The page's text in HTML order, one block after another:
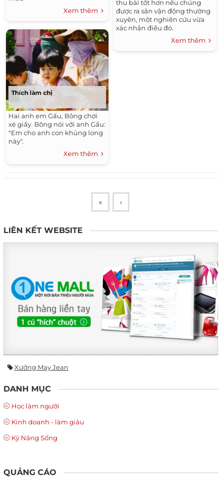
Xem thêm
Thích làm chị
Hai anh em Gấu, Bông chơi
xé giấy. Bông nói với anh Gấu:
"Em cho anh con khủng long
này".
Xem thêm
thu bài tốt hơn nếu chúng
được ra sân vận động thường
xuyên, một nghiên cứu vừa
xác nhận điều đó.
Xem thêm
« ‹
LIÊN KẾT WEBSITE
Xưởng May Jean
DANH MỤC
Học làm người
Kinh doanh - làm giàu
Kỹ Năng Sống
QUẢNG CÁO